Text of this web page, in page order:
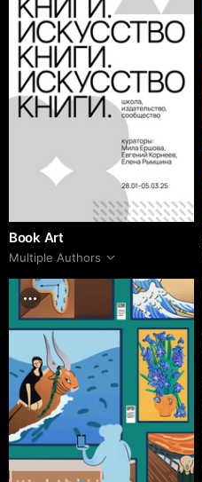
Book Art
Multiple Authors